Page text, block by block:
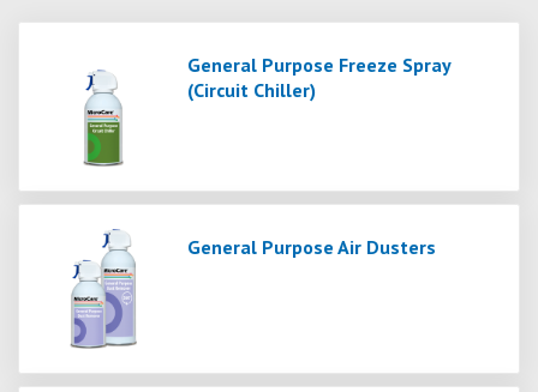
General Purpose Freeze Spray
(Circuit Chiller)
General Purpose Air Dusters